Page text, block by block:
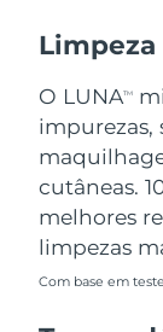
O LUNATM
impurezas,
cutâneas.
melhores
limpezas
Com base em
Porto Rico
Catar
Reunião
Romênia
Rússia
Arábia